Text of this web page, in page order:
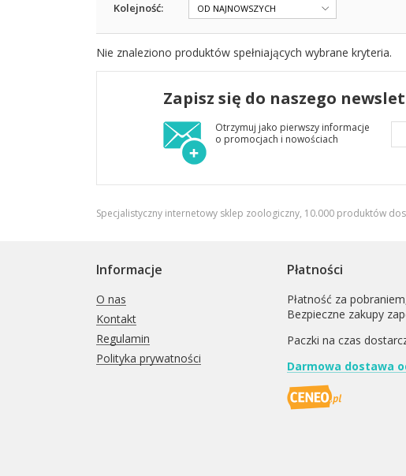
Kolejność: OD NAJNOWSZYCH
Nie znaleziono produktów spełniających wybrane kryteria.
Zapisz się do naszego
Otrzymuj jako pierwszy informacje
o promocjach i nowościach
Specjalistyczny internetowy sklep zoologiczny, 10.000 produktów
Informacje
O nas
Kontakt
Regulamin
Polityka prywatności
Płatności
Płatność za
Bezpieczne zakupy
Paczki na czas
Darmowa dostawa